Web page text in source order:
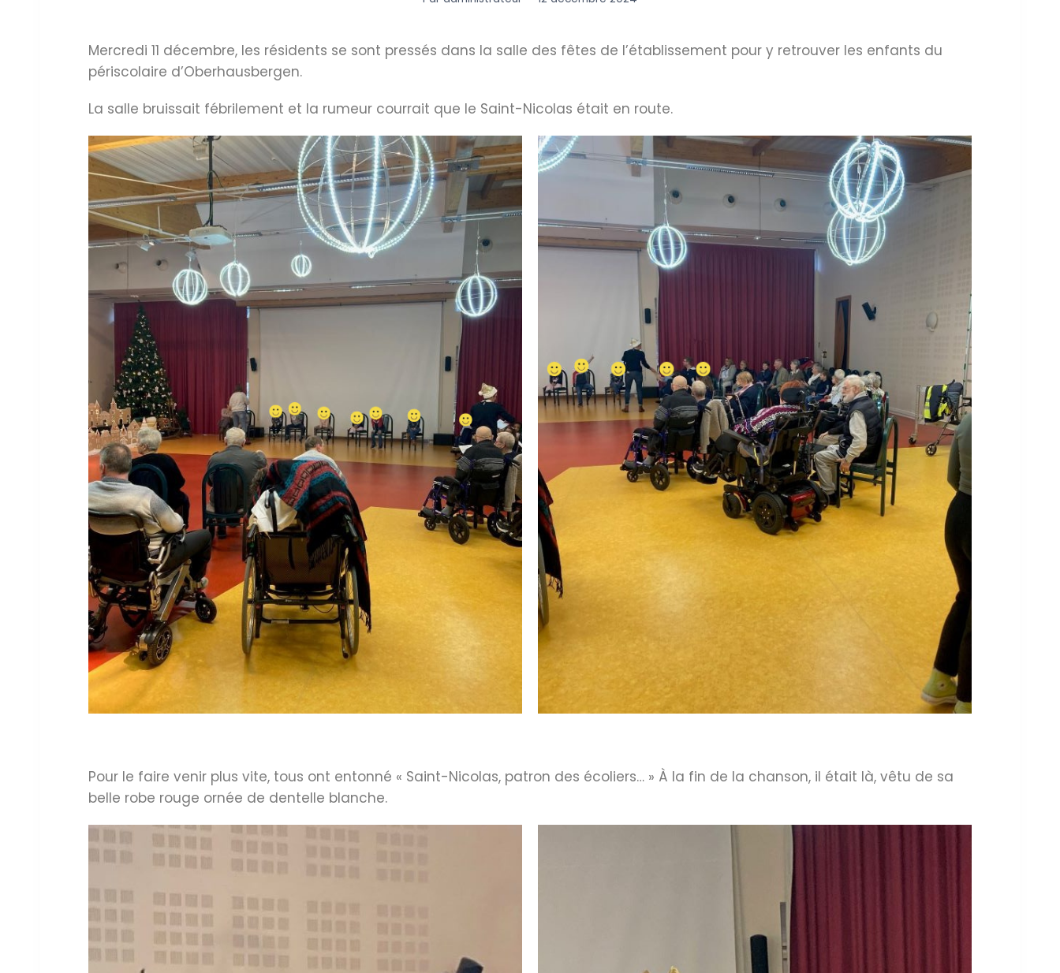
Mercredi 11 décembre, les résidents se sont pressés dans la salle des fêtes de l’établissement pour y retrouver les enfants du
périscolaire d’Oberhausbergen.
La salle bruissait fébrilement et la rumeur courrait que le Saint-Nicolas était en route.
Pour le faire venir plus vite, tous ont entonné « Saint-Nicolas, patron des écoliers… » À la fin de la chanson, il était là, vêtu de sa
belle robe rouge ornée de dentelle blanche.